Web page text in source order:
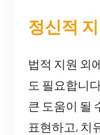
정신적
법적 지원 외
도 필요합니
큰 도움이 될
표현하고, 치